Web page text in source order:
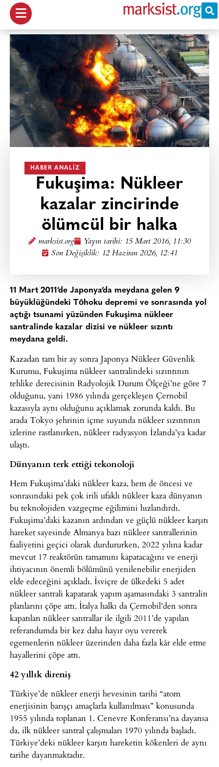
HABER ANALIZ
Fukuşima: Nükleer
kazalar zincirinde
ölümcül bir halka
marksist.org Yayın tarihi: 15 Mart 2016, 11:30
Son Değişiklik: 12 Haziran 2026, 12:41
11 Mart 2011’de Japonya’da meydana gelen 9
büyüklüğündeki Tōhoku depremi ve sonrasında yol
açtığı tsunami yüzünden Fukuşima nükleer
santralinde kazalar dizisi ve nükleer sızıntı
meydana geldi.
Kazadan tam bir ay sonra Japonya Nükleer Güvenlik
Kurumu, Fukuşima nükleer santralindeki sızıntının
tehlike derecisinin Radyolojik Durum Ölçeği’ne göre 7
olduğunu, yani 1986 yılında gerçekleşen Çernobil
kazasıyla aynı olduğunu açıklamak zorunda kaldı. Bu
arada Tokyo şehrinin içme suyunda nükleer sızıntının
izlerine rastlanırken, nükleer radyasyon İzlanda’ya kadar
ulaştı.
Dünyanın terk ettiği tekonoloji
Hem Fukuşima’daki nükleer kaza, hem de öncesi ve
sonrasındaki pek çok irili ufaklı nükleer kaza dünyanın
bu teknolojiden vazgeçme eğilimini hızlandırdı.
Fukuşima’daki kazanın ardından ve güçlü nükleer karşıtı
hareket sayesinde Almanya bazı nükleer santrallerinin
faaliyetini geçici olarak durdururken, 2022 yılına kadar
mevcut 17 reaktörün tamamını kapatacağını ve enerji
ihtiyacının önemli bölümünü yenilenebilir enerjiden
elde edeceğini açıkladı. İsviçre de ülkedeki 5 adet
nükleer santrali kapatarak yapım aşamasındaki 3 santralin
planlarını çöpe attı. İtalya halkı da Çernobil’den sonra
kapatılan nükleer santrallar ile ilgili 2011’de yapılan
referandumda bir kez daha hayır oyu vererek
egemenlerin nükleer üzerinden daha fazla kâr elde etme
hayallerini çöpe attı.
42 yıllık direniş
Türkiye’de nükleer enerji hevesinin tarihi “atom
enerjisinin barışçı amaçlarla kullanılması” konusunda
1955 yılında toplanan 1. Cenevre Konferansı’na dayansa
da, ilk nükleer santral çalışmaları 1970 yılında başladı.
Türkiye’deki nükleer karşıtı hareketin kökenleri de aynı
tarihe dayanmaktadır.